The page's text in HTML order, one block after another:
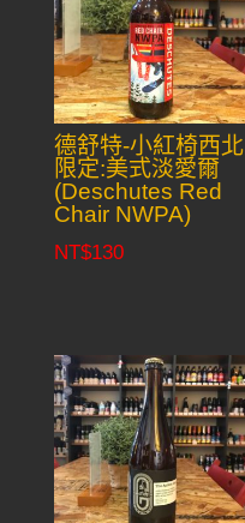
德舒特-小紅椅西北
限定:美式淡愛爾
(Deschutes Red
Chair NWPA)
NT$130